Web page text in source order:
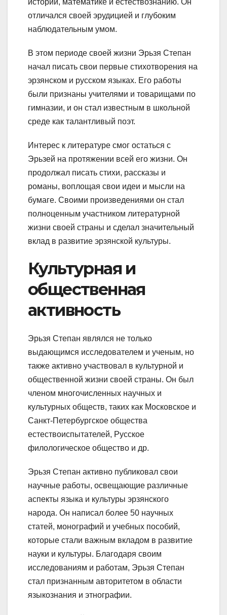
истории, математике и естествознанию. Он
отличался своей эрудицией и глубоким
наблюдательным умом.
В этом периоде своей жизни Эрьзя Степан
начал писать свои первые стихотворения на
эрзянском и русском языках. Его работы
были признаны учителями и товарищами по
гимназии, и он стал известным в школьной
среде как талантливый поэт.
Интерес к литературе смог остаться с
Эрьзей на протяжении всей его жизни. Он
продолжал писать стихи, рассказы и
романы, воплощая свои идеи и мысли на
бумаге. Своими произведениями он стал
полноценным участником литературной
жизни своей страны и сделал значительный
вклад в развитие эрзянской культуры.
Культурная и
общественная
активность
Эрьзя Степан являлся не только
выдающимся исследователем и ученым, но
также активно участвовал в культурной и
общественной жизни своей страны. Он был
членом многочисленных научных и
культурных обществ, таких как Московское и
Санкт-Петербургское общества
естествоиспытателей, Русское
филологическое общество и др.
Эрьзя Степан активно публиковал свои
научные работы, освещающие различные
аспекты языка и культуры эрзянского
народа. Он написал более 50 научных
статей, монографий и учебных пособий,
которые стали важным вкладом в развитие
науки и культуры. Благодаря своим
исследованиям и работам, Эрьзя Степан
стал признанным авторитетом в области
языкознания и этнографии.